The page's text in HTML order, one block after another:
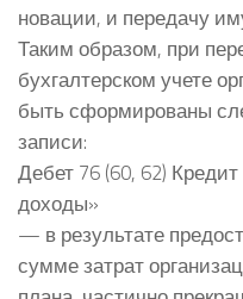
новации, и передачу
Таким образом, при
бухгалтерском учете
быть сформированы
записи:
Дебет 76 (60, 62)
доходы»
— в результате
сумме затрат